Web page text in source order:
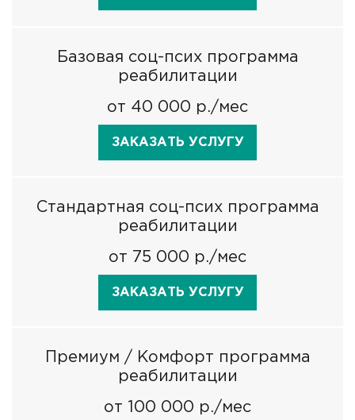
Базовая соц-псих программа
реабилитации
от 40 000 р./мес
ЗАКАЗАТЬ УСЛУГУ
Стандартная соц-псих программа
реабилитации
от 75 000 р./мес
ЗАКАЗАТЬ УСЛУГУ
Премиум / Комфорт программа
реабилитации
от 100 000 р./мес